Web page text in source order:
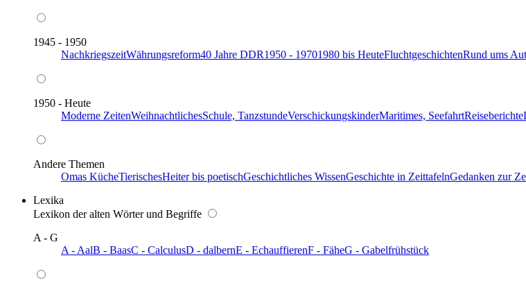
1945 - 1950
NachkriegszeitWährungsreform40 Jahre DDR1950 - 19701980 bis HeuteFluchtgeschichtenRund ums
1950 - Heute
Moderne ZeitenWeihnachtlichesSchule, TanzstundeVerschickungskinderMaritimes, SeefahrtReiseberichte
Andere Themen
Omas KücheTierischesHeiter bis poetischGeschichtliches WissenGeschichte in ZeittafelnGedanken zur
Lexika
Lexikon der alten Wörter und Begriffe
A - G
A - AalB - BaasC - CalculusD - dalbernE - EchauffierenF - FäheG - Gabelfrühstück